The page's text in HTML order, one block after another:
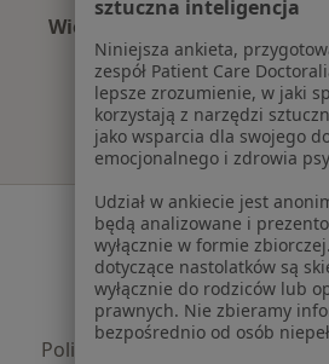
Więcej (15)
Więcej w kategorii:
Serwis
Regulamin
Polityka prywatności
Polityka prywatności
Polityka prywatności dla
sztuczna inteligencja
Niniejsza ankieta,
zespół Patient Care
lepsze zrozumienie, w jaki
korzystają z narzędzi
jako wsparcia dla swojego
emocjonalnego i zdrowia
Udział w ankiecie jest
będą analizowane i
wyłącznie w formie
dotyczące nastolatków są
wyłącznie do rodziców lub
prawnych. Nie zbieramy
bezpośrednio od osób